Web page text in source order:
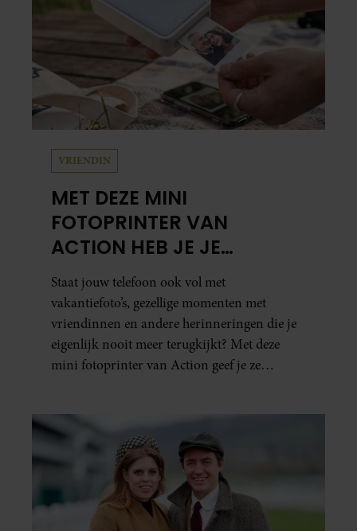
VRIENDIN
MET DEZE MINI
FOTOPRINTER VAN
ACTION HEB JE JE
FAVORIETE FOTO’S BINNEN
ÉÉN MINUUT IN HANDEN
Staat jouw telefoon ook vol met
vakantiefoto’s, gezellige momenten met
vriendinnen en andere herinneringen die je
eigenlijk nooit meer terugkijkt? Met deze
mini fotoprinter van Action geef je ze
al in handen.